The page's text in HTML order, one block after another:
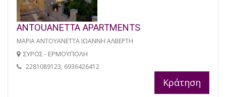
ANTOUANETTA APARTMENTS
ΜΑΡΙΑ ΑΝΤΟΥΑΝΕΤΤΑ ΙΩΑΝΝΗ ΑΛΒΕΡΤΗ
ΣΥΡΟΣ - ΕΡΜΟΥΠΟΛΗ
2281089123, 6936426412
Κράτηση